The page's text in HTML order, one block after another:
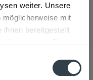
weiter. Unsere
möglicherweise mit
ihnen bereitgestellt